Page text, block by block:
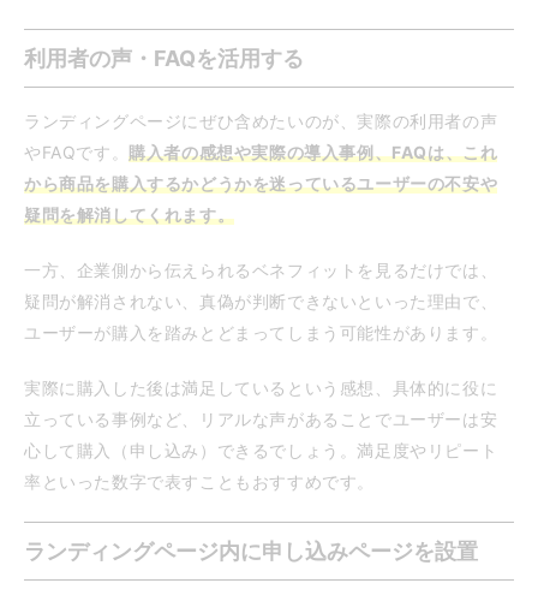
利用者の声・FAQを活用する
ランディングページにぜひ含めたいのが、実際の利用者の声
やFAQです。購入者の感想や実際の導入事例、FAQは、これ
から商品を購入するかどうかを迷っているユーザーの不安や
疑問を解消してくれます。
一方、企業側から伝えられるベネフィットを見るだけでは、
疑問が解消されない、真偽が判断できないといった理由で、
ユーザーが購入を踏みとどまってしまう可能性があります。
実際に購入した後は満足しているという感想、具体的に役に
立っている事例など、リアルな声があることでユーザーは安
心して購入（申し込み）できるでしょう。満足度やリピート
率といった数字で表すこともおすすめです。
ランディングページ内に申し込みページを設置